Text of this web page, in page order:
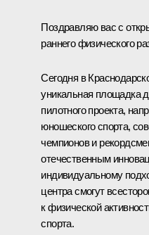
Поздравляю вас с
раннего физического
Сегодня в
уникальная площадка
пилотного проекта,
юношеского спорта,
чемпионов и
отечественным
индивидуальному
центра смогут
к физической
спорта.